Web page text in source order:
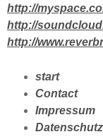
http://
http://
http://
start
Contact
Impressum